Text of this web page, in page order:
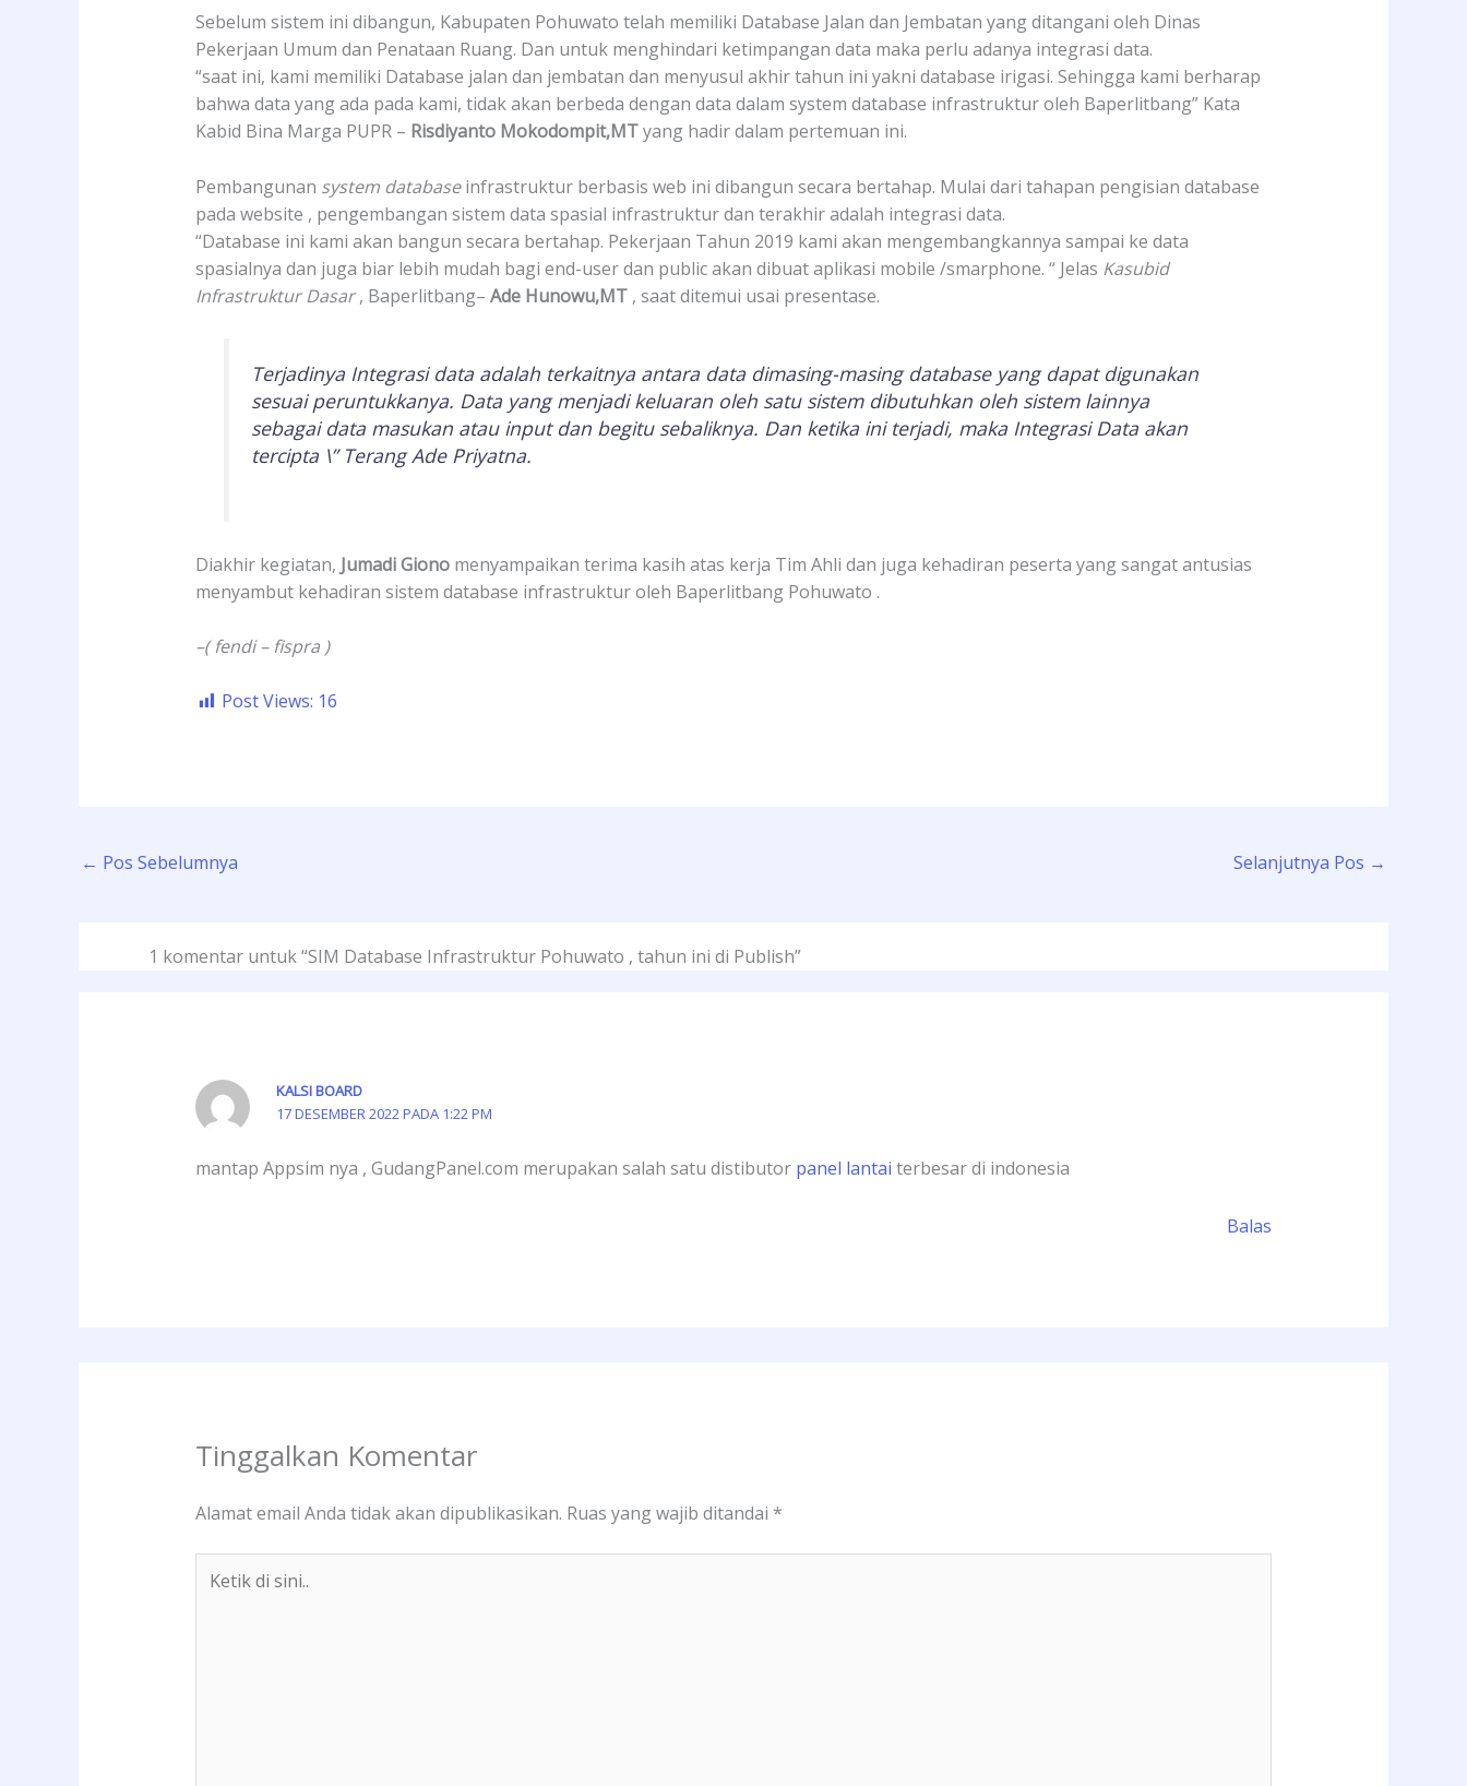
Sebelum sistem ini dibangun, Kabupaten Pohuwato telah memiliki Database Jalan dan Jembatan yang ditangani oleh Dinas
Pekerjaan Umum dan Penataan Ruang. Dan untuk menghindari ketimpangan data maka perlu adanya integrasi data.
“saat ini, kami memiliki Database jalan dan jembatan dan menyusul akhir tahun ini yakni database irigasi. Sehingga kami berharap
bahwa data yang ada pada kami, tidak akan berbeda dengan data dalam system database infrastruktur oleh Baperlitbang” Kata
Kabid Bina Marga PUPR – Risdiyanto Mokodompit,MTyang hadir dalam pertemuan ini.
Pembangunan system databaseinfrastruktur berbasis web ini dibangun secara bertahap. Mulai dari tahapan pengisian database
pada website , pengembangan sistem data spasial infrastruktur dan terakhir adalah integrasi data.
“Database ini kami akan bangun secara bertahap. Pekerjaan Tahun 2019 kami akan mengembangkannya sampai ke data
spasialnya dan juga biar lebih mudah bagi end-user dan public akan dibuat aplikasi mobile /smarphone. “ Jelas Kasubid
Infrastruktur Dasar, Baperlitbang– Ade Hunowu,MT, saat ditemui usai presentase.
Terjadinya Integrasi data adalah terkaitnya antara data dimasing-masing database yang dapat digunakan
sesuai peruntukkanya. Data yang menjadi keluaran oleh satu sistem dibutuhkan oleh sistem lainnya
sebagai data masukan atau input dan begitu sebaliknya. Dan ketika ini terjadi, maka Integrasi Data akan
tercipta \” Terang Ade Priyatna.
Diakhir kegiatan, Jumadi Gionomenyampaikan terima kasih atas kerja Tim Ahli dan juga kehadiran peserta yang sangat antusias
menyambut kehadiran sistem database infrastruktur oleh Baperlitbang Pohuwato .
–( fendi – fispra )
Post Views: 16
← Pos Sebelumnya Selanjutnya Pos →
1 komentar untuk “SIM Database Infrastruktur Pohuwato , tahun ini di Publish”
KALSI BOARD
17 DESEMBER 2022 PADA 1:22 PM
mantap Appsim nya , GudangPanel.com merupakan salah satu distibutor panel lantai terbesar di indonesia
Balas
Tinggalkan Komentar
Alamat email Anda tidak akan dipublikasikan. Ruas yang wajib ditandai *